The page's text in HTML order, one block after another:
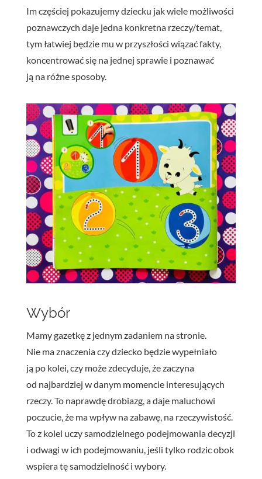
Im częściej pokazujemy dziecku jak wiele możliwości
poznawczych daje jedna konkretna rzeczy/temat,
tym łatwiej będzie mu w przyszłości wiązać fakty,
koncentrować się na jednej sprawie i poznawać
ją na różne sposoby.
Wybór
Mamy gazetkę z jednym zadaniem na stronie.
Nie ma znaczenia czy dziecko będzie wypełniało
ją po kolei, czy może zdecyduje, że zaczyna
od najbardziej w danym momencie interesujących
rzeczy. To naprawdę drobiazg, a daje maluchowi
poczucie, że ma wpływ na zabawę, na rzeczywistość.
To z kolei uczy samodzielnego podejmowania decyzji
i odwagi w ich podejmowaniu, jeśli tylko rodzic obok
wspiera tę samodzielność i wybory.